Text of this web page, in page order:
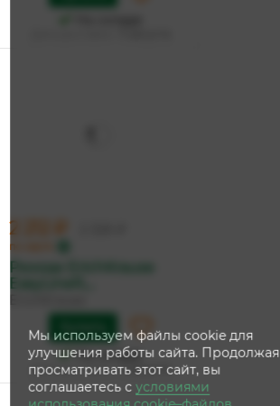
2 212 ₽
по карте
На складе
Дата доставки:11 августа
Мы используем файлы cookie для
улучшения работы сайта. Продолжая
просматривать этот сайт, вы
соглашаетесь сусловиями